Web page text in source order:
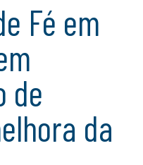
Fé em
de
da